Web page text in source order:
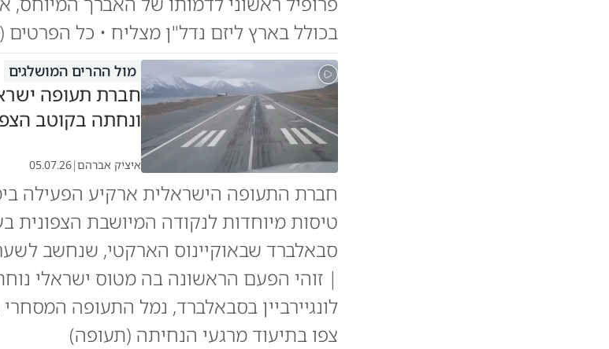
בכולל בארץ ליזם נדל"ן מצליח • כל
מול ההרים המושלגים
חברת תעופה
ונחתה בקוטב
איציק אברהם|
05.07.26
חברת התעופה הישראלית ארקיע הפעילה
טיסות מיוחדות לנקודה המיושבת הצפונית
סבאלברד שבאוקיינוס הארקטי, שנחשב
| זוהי הפעם הראשונה בה מטוס ישראלי
לונגיירביין בסבאלברד, נמל התעופה
צפו בתיעוד מרגעי הנחיתה (תעופה)